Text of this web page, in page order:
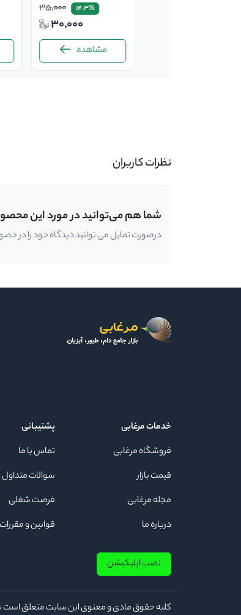
14.3%
35,000
30,000
مشاهده
نظرات کاربران
شما هم می‌توانید در مورد این
درصورت تمایل می توانید دیدگاه خود را در
خدمات مرغابی
فروشگاه مرغابی
قیمت بازار
مجله مرغابی
درباره ما
پشتیبانی
تماس با ما
سوالات متداول
فرصت شغلی
قوانین و مقررات
نصب اپلیکیشن
كلیه حقوق مادی و معنوی این سایت متعلق است